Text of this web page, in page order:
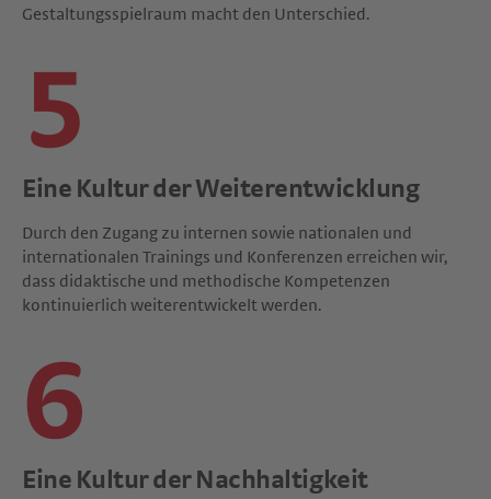
Gestaltungsspielraum macht den Unterschied.
5
Eine Kultur der Weiterentwicklung
Durch den Zugang zu internen sowie nationalen und
internationalen Trainings und Konferenzen erreichen wir,
dass didaktische und methodische Kompetenzen
kontinuierlich weiterentwickelt werden.
6
Eine Kultur der Nachhaltigkeit